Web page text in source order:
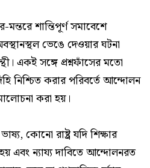
শান্তিপূর্ণ সমাবেশে
ভেঙে দেওয়ার ঘটনা
একই সঙ্গে প্রশ্নফাঁসের মতো
নিশ্চিত করার পরিবর্তে আন্দোলন
করা হয়।
কোনো রাষ্ট্র যদি শিক্ষার
এবং ন্যায্য দাবিতে আন্দোলনরত